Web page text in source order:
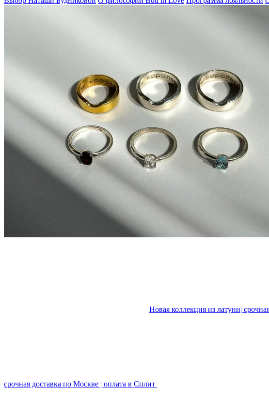
Новая коллекция из латуни|
срочная доставка по Москве | оплата в Сплит